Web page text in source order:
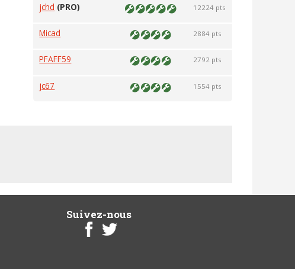
jchd (PRO) 12224 pts
Micad 2884 pts
PFAFF59 2792 pts
jc67 1554 pts
Suivez-nous